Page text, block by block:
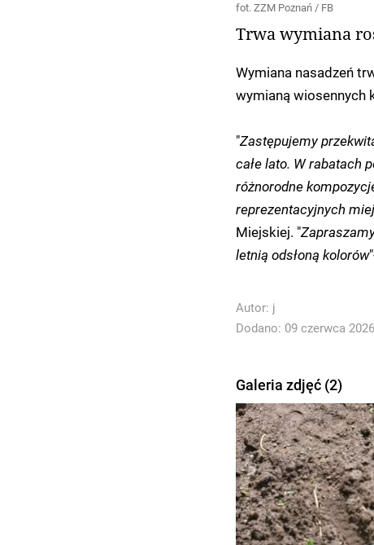
fot. ZZM Poznań / FB
Trwa wymiana
Wymiana nasadzeń
wymianą wiosennych
"Zastępujemy
całe lato. W rabatach
różnorodne
reprezentacyjnych
Miejskiej. "
letnią odsłoną kolorów
Autor: j
Dodano: 09 czerwca
Galeria zdjęć (2)